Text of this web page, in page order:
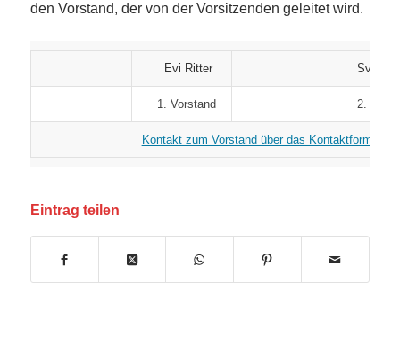
den Vorstand, der von der Vorsitzenden geleitet wird.
Evi Ritter Sven
1. Vorstand 2.
Kontakt zum Vorstand über das Kontaktformular
Eintrag teilen